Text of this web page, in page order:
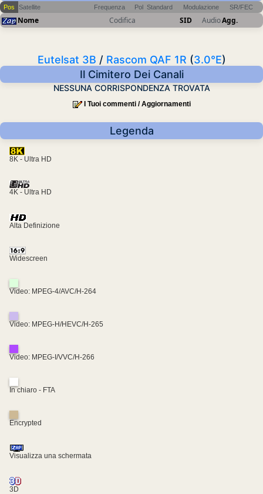
Pos Satellite Frequenza Pol Standard Modulazione SR/FEC
Nome Codifica SID AudioAgg.
Eutelsat 3B / Rascom QAF 1R (3.0°E)
Il Cimitero Dei Canali
NESSUNA CORRISPONDENZA TROVATA
I Tuoi commenti / Aggiornamenti
Legenda
8K - Ultra HD
4K - Ultra HD
Alta Definizione
Widescreen
Video: MPEG-4/AVC/H-264
Video: MPEG-H/HEVC/H-265
Video: MPEG-I/VVC/H-266
In chiaro - FTA
Encrypted
Visualizza una schermata
3D